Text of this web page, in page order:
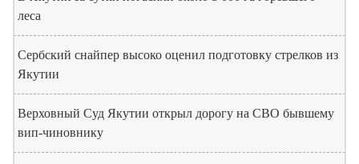
леса
Сербский снайпер высоко оценил подготовку стрелков из
Якутии
Верховный Суд Якутии открыл дорогу на СВО бывшему
вип-чиновнику